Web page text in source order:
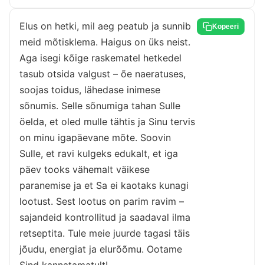
Elus on hetki, mil aeg peatub ja sunnib
meid mõtisklema. Haigus on üks neist.
Aga isegi kõige raskematel hetkedel
tasub otsida valgust – õe naeratuses,
soojas toidus, lähedase inimese
sõnumis. Selle sõnumiga tahan Sulle
öelda, et oled mulle tähtis ja Sinu tervis
on minu igapäevane mõte. Soovin
Sulle, et ravi kulgeks edukalt, et iga
päev tooks vähemalt väikese
paranemise ja et Sa ei kaotaks kunagi
lootust. Sest lootus on parim ravim –
sajandeid kontrollitud ja saadaval ilma
retseptita. Tule meie juurde tagasi täis
jõudu, energiat ja elurõõmu. Ootame
Kopeeri